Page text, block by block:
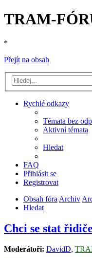
TRAM-
*
Přejít na obsah
Rychlé odkazy
Témata bez
Aktivní témata
Hledat
FAQ
Přihlásit se
Registrovat
Obsah fóraArchiv
Hledat
Chci se stat
Moderátoři: DavidD,